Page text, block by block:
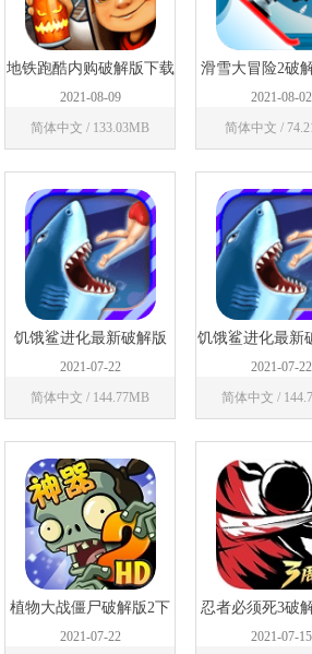
地铁跑酷内购破解版下载
2021
2021-08-09
简体中文 / 133.03MB
滑雪大冒险2破
费版
2021-08-02
简体中文 /
饥饿鲨进化最新破解版
ios
2021-07-22
简体中文 / 144.77MB
饥饿鲨进化最新
限珍珠
2021-07-22
简体中文 /
植物大战僵尸破解版2下
载安装
2021-07-22
忍者必须死3破
费版
2021-07-15